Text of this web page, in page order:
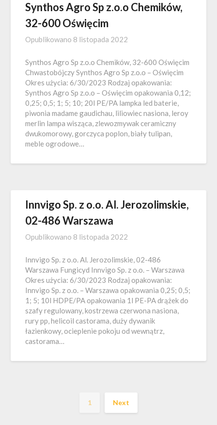
Synthos Agro Sp z.o.o Chemików,
32-600 Oświęcim
Opublikowano 8 listopada 2022
Synthos Agro Sp z.o.o Chemików, 32-600 Oświęcim
Chwastobójczy Synthos Agro Sp z.o.o – Oświęcim
Okres użycia: 6/30/2023 Rodzaj opakowania:
Synthos Agro Sp z.o.o – Oświęcim opakowania 0,12;
0,25; 0,5; 1; 5; 10; 20l PE/PA lampka led baterie,
piwonia madame gaudichau, liliowiec nasiona, leroy
merlin lampa wisząca, zlewozmywak ceramiczny
dwukomorowy, gorczyca poplon, biały tulipan,
meble ogrodowe…
Innvigo Sp. z o.o. Al. Jerozolimskie,
02-486 Warszawa
Opublikowano 8 listopada 2022
Innvigo Sp. z o.o. Al. Jerozolimskie, 02-486
Warszawa Fungicyd Innvigo Sp. z o.o. – Warszawa
Okres użycia: 6/30/2023 Rodzaj opakowania:
Innvigo Sp. z o.o. – Warszawa opakowania 0,25; 0,5;
1; 5; 10l HDPE/PA opakowania 1l PE-PA drążek do
szafy regulowany, kostrzewa czerwona nasiona,
rury pp, helicoil castorama, duży dywanik
łazienkowy, ocieplenie pokoju od wewnątrz,
castorama…
1 Next